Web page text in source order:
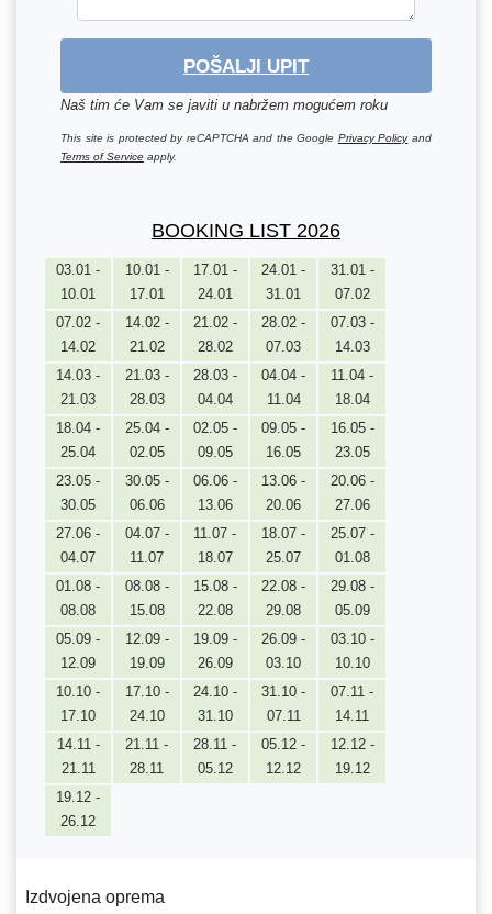
POŠALJI UPIT
Naš tim će Vam se javiti u nabržem mogućem roku
This site is protected by reCAPTCHA and the Google Privacy Policyand
Terms of Service apply.
BOOKING LIST 2026
03.01 -
10.01
10.01 -
17.01
17.01 -
24.01
24.01 -
31.01
31.01 -
07.02
07.02 -
14.02
14.02 -
21.02
21.02 -
28.02
28.02 -
07.03
07.03 -
14.03
14.03 -
21.03
21.03 -
28.03
28.03 -
04.04
04.04 -
11.04
11.04 -
18.04
18.04 -
25.04
25.04 -
02.05
02.05 -
09.05
09.05 -
16.05
16.05 -
23.05
23.05 -
30.05
30.05 -
06.06
06.06 -
13.06
13.06 -
20.06
20.06 -
27.06
27.06 -
04.07
04.07 -
11.07
11.07 -
18.07
18.07 -
25.07
25.07 -
01.08
01.08 -
08.08
08.08 -
15.08
15.08 -
22.08
22.08 -
29.08
29.08 -
05.09
05.09 -
12.09
12.09 -
19.09
19.09 -
26.09
26.09 -
03.10
03.10 -
10.10
10.10 -
17.10
17.10 -
24.10
24.10 -
31.10
31.10 -
07.11
07.11 -
14.11
14.11 -
21.11
21.11 -
28.11
28.11 -
05.12
05.12 -
12.12
12.12 -
19.12
19.12 -
26.12
Izdvojena oprema